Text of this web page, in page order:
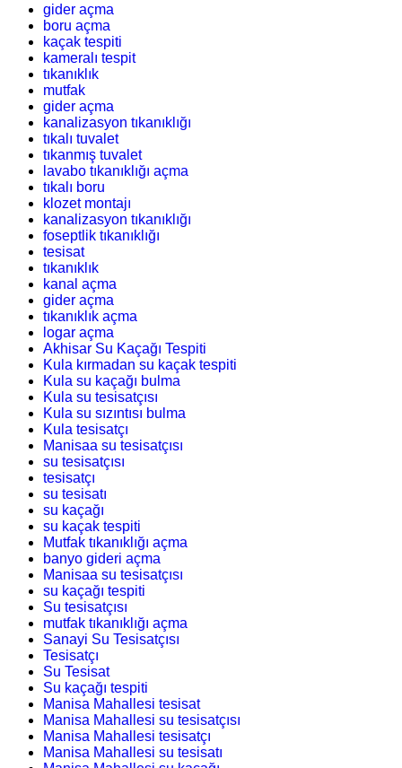
gider açma
boru açma
kaçak tespiti
kameralı tespit
tıkanıklık
mutfak
gider açma
kanalizasyon tıkanıklığı
tıkalı tuvalet
tıkanmış tuvalet
lavabo tıkanıklığı açma
tıkalı boru
klozet montajı
kanalizasyon tıkanıklığı
foseptlik tıkanıklığı
tesisat
tıkanıklık
kanal açma
gider açma
tıkanıklık açma
logar açma
Akhisar Su Kaçağı Tespiti
Kula kırmadan su kaçak tespiti
Kula su kaçağı bulma
Kula su tesisatçısı
Kula su sızıntısı bulma
Kula tesisatçı
Manisaa su tesisatçısı
su tesisatçısı
tesisatçı
su tesisatı
su kaçağı
su kaçak tespiti
Mutfak tıkanıklığı açma
banyo gideri açma
Manisaa su tesisatçısı
su kaçağı tespiti
Su tesisatçısı
mutfak tıkanıklığı açma
Sanayi Su Tesisatçısı
Tesisatçı
Su Tesisat
Su kaçağı tespiti
Manisa Mahallesi tesisat
Manisa Mahallesi su tesisatçısı
Manisa Mahallesi tesisatçı
Manisa Mahallesi su tesisatı